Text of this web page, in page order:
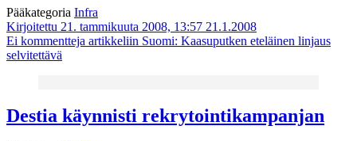
Pääkategoria Infra
Kirjoitettu 21. tammikuuta 2008, 13:57 21.1.2008
Ei kommentteja artikkeliin Suomi: Kaasuputken eteläinen linjaus
selvitettävä
Destia käynnisti rekrytointikampanjan